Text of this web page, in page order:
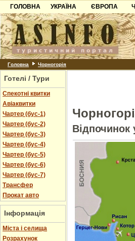
ГОЛОВНА
УКРАЇНА
Карпати
Азов
Причорноморря
Шацьк
ЄВРОПА
Чорногорія
Хорватія
Болгарія
Головна Чорногорія
Готелі / Тури
Спекотні квитки
Авіаквитки
Чартер (бус-1)
Чартер (бус-2)
Чартер (бус-3)
Чартер (бус-4)
Чартер (бус-5)
Чартер (бус-6)
Чартер (бус-7)
Трансфер
Прокат авто
Інформація
Міста і селища
Розрахунок
Відпочинок